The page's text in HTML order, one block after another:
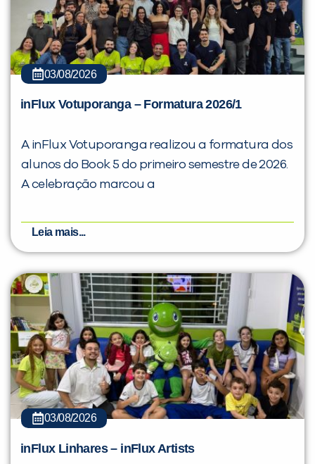
03/08/2026
inFlux Votuporanga – Formatura 2026/1
A inFlux Votuporanga realizou a formatura dos
alunos do Book 5 do primeiro semestre de 2026.
A celebração marcou a
Leia mais...
03/08/2026
inFlux Linhares – inFlux Artists